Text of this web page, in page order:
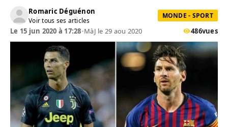
Romaric Déguénon
Voir tous ses articles
MONDE - SPORT
Le 15 jun 2020 à 17:28•MàJ le 29 aou 2020 486vues